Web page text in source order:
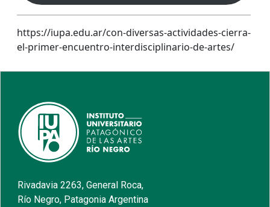
https://iupa.edu.ar/con-diversas-actividades-cierra-
el-primer-encuentro-interdisciplinario-de-artes/
Rivadavia 2263, General Roca,
Río Negro, Patagonia Argentina